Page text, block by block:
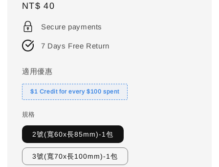
Regular
price
NT$ 40
Secure payments
7 Days Free Return
適用優惠
$1 Credit for every $100 spent
規格
2號(寬60x長85mm)-1包
3號(寬70x長100mm)-1包